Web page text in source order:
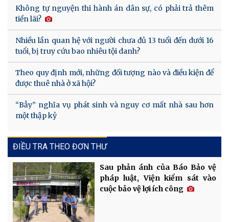
Không tự nguyện thi hành án dân sự, có phải trả thêm
tiền lãi?
Nhiều lần quan hệ với người chưa đủ 13 tuổi đến dưới 16
tuổi, bị truy cứu bao nhiêu tội danh?
Theo quy định mới, những đối tượng nào và điều kiện để
được thuê nhà ở xã hội?
“Bẫy” nghĩa vụ phát sinh và nguy cơ mất nhà sau hơn
một thập kỷ
ĐIỀU TRA THEO ĐƠN THƯ
Sau phản ánh của Báo Bảo vệ
pháp luật, Viện kiểm sát vào
cuộc bảo vệ lợi ích công